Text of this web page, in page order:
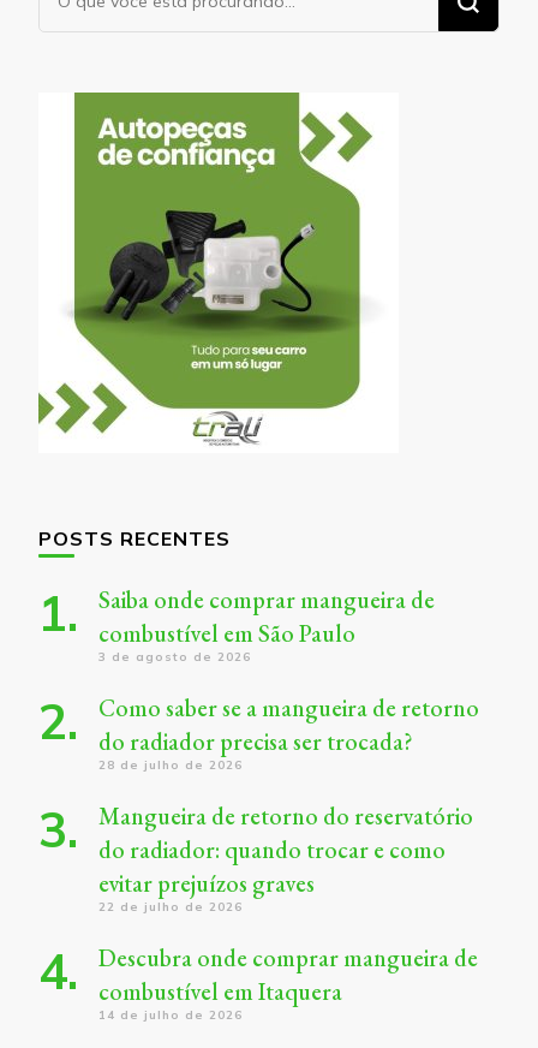
POSTS RECENTES
Saiba onde comprar mangueira de
combustível em São Paulo
3 de agosto de 2026
Como saber se a mangueira de retorno
do radiador precisa ser trocada?
28 de julho de 2026
Mangueira de retorno do reservatório
do radiador: quando trocar e como
evitar prejuízos graves
22 de julho de 2026
Descubra onde comprar mangueira de
combustível em Itaquera
14 de julho de 2026